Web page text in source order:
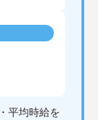
平均時給を